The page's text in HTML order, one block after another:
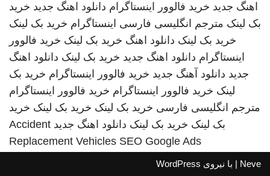
اهنگ جدید خرید فالوور اینستاگرام دانلود اهنگ جدید خرید
بک لینک مترجم انگلیسی فارسی اینستاگرام خرید بک لینک
خرید بک لینک دانلود اهنگ خرید بک لینک خرید فالوور
اینستاگرام دانلود اهنگ جدید خرید بک لینک دانلود اهنگ
جدید دانلود آهنگ جدید خرید فالوور اینستاگرام خرید بک
لینک خرید فالوور اینستاگرام خرید فالوور اینستاگرام
مترجم انگلیسی فارسی خرید بک لینک خرید بک لینک خرید
بک لینک خرید بک لینک دانلود اهنگ جدید Accident
Replacement Vehicles SEO Google Ads
Neve | با نیروی WordPress